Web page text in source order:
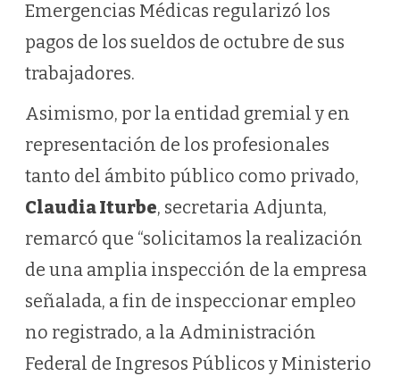
Emergencias Médicas regularizó los
pagos de los sueldos de octubre de sus
trabajadores.
Asimismo, por la entidad gremial y en
representación de los profesionales
tanto del ámbito público como privado,
Claudia Iturbe, secretaria Adjunta,
remarcó que “solicitamos la realización
de una amplia inspección de la empresa
señalada, a fin de inspeccionar empleo
no registrado, a la Administración
Federal de Ingresos Públicos y Ministerio